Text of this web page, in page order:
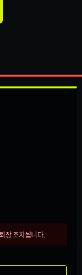
장 조치됩니다.